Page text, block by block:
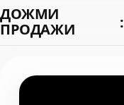
ДОЖМИ
ПРОДАЖИ
: